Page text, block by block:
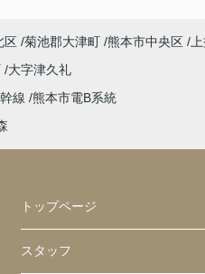
区 菊池郡大津町 熊本市中央区
大字津久礼
線 熊本市電B系統
トップページ
スタッフ